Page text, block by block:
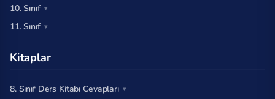
10. Sınıf
11. Sınıf
Kitaplar
8. Sınıf Ders Kitabı Cevapları